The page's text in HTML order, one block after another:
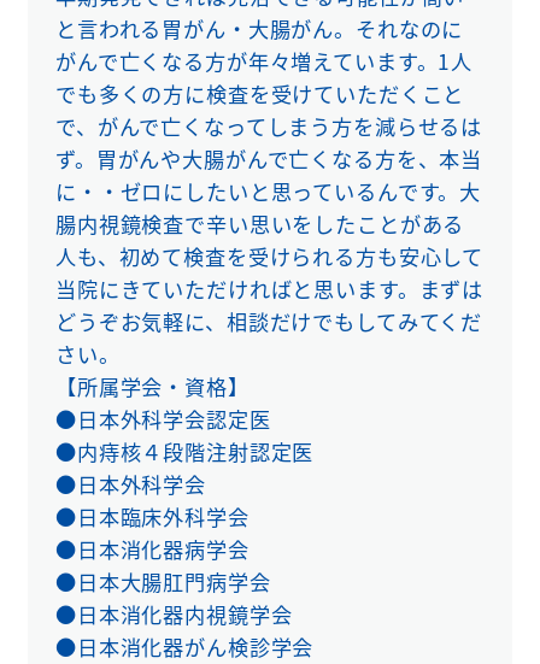
と言われる胃がん・大腸がん。それなのに
がんで亡くなる方が年々増えています。1人
でも多くの方に検査を受けていただくこと
で、がんで亡くなってしまう方を減らせるは
ず。胃がんや大腸がんで亡くなる方を、本当
に・・ゼロにしたいと思っているんです。大
腸内視鏡検査で辛い思いをしたことがある
人も、初めて検査を受けられる方も安心して
当院にきていただければと思います。まずは
どうぞお気軽に、相談だけでもしてみてくだ
さい。
【所属学会・資格】
●日本外科学会認定医
●内痔核４段階注射認定医
●日本外科学会
●日本臨床外科学会
●日本消化器病学会
●日本大腸肛門病学会
●日本消化器内視鏡学会
●日本消化器がん検診学会